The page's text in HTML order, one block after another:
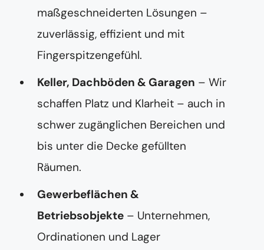
maßgeschneiderten Lösungen –
zuverlässig, effizient und mit
Fingerspitzengefühl.
Keller, Dachböden & Garagen – Wir
schaffen Platz und Klarheit – auch in
schwer zugänglichen Bereichen und
bis unter die Decke gefüllten
Räumen.
Gewerbeflächen &
Betriebsobjekte – Unternehmen,
Ordinationen und Lager